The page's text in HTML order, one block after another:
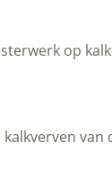
op
van